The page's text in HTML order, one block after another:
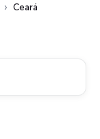
Ceará